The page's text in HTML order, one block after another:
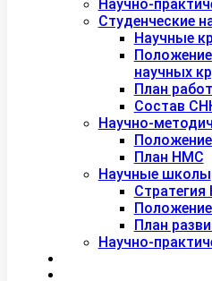
Научно-
Студенческие
Научные
научных
План
Состав
Научно-
План НМС
Научные школы
План
Научно-